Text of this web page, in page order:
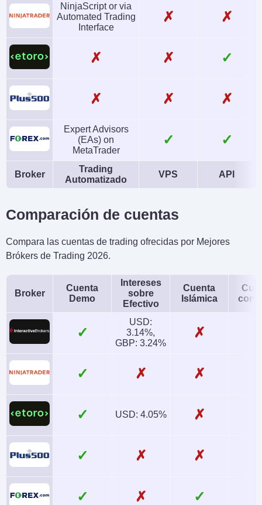
NinjaScript or via
Automated Trading
Interface
✗ ✗
✗ ✗ ✓
✗ ✗ ✗
Expert Advisors
(EAs) on
MetaTrader
✓ ✓
Broker
Trading
Automatizado
VPS API
Comparación de cuentas
Compara las cuentas de trading ofrecidas por Mejores
Brókers de Trading 2026.
Broker
Cuenta
Demo
Intereses
sobre
Efectivo
Cuenta
Islámica
✓
USD:
3.14%,
GBP: 3.24%
✗
✓ ✗ ✗
✓ USD: 4.05% ✗
✓ ✗ ✗
✓ ✗ ✓